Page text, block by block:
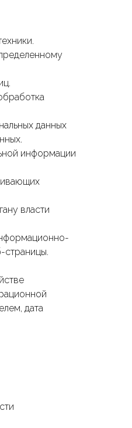
данных
информации
власти
страницы.
дата